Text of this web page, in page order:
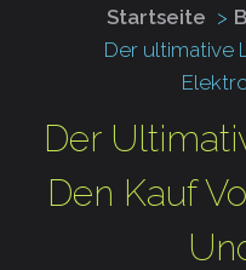
Startseite
Der ultimative
Der
Den Kauf